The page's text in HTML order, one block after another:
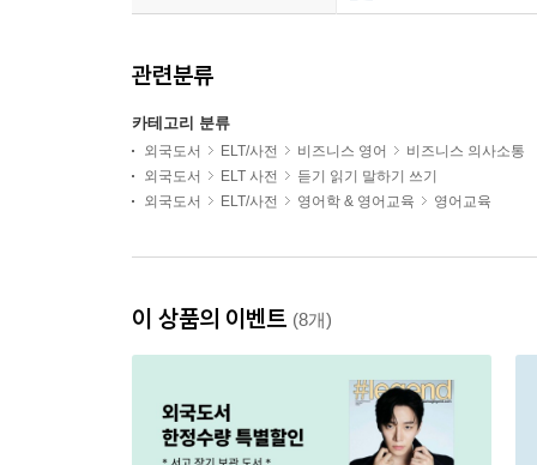
관련분류
카테고리 분류
외국도서 ELT/사전 비즈니스 영어
비즈니스 의사소통
외국도서
ELT 사전
듣기 읽기 말하기 쓰기
외국도서
ELT/사전 영어학 & 영어교육 영어교육
이 상품의 이벤트 (8개)